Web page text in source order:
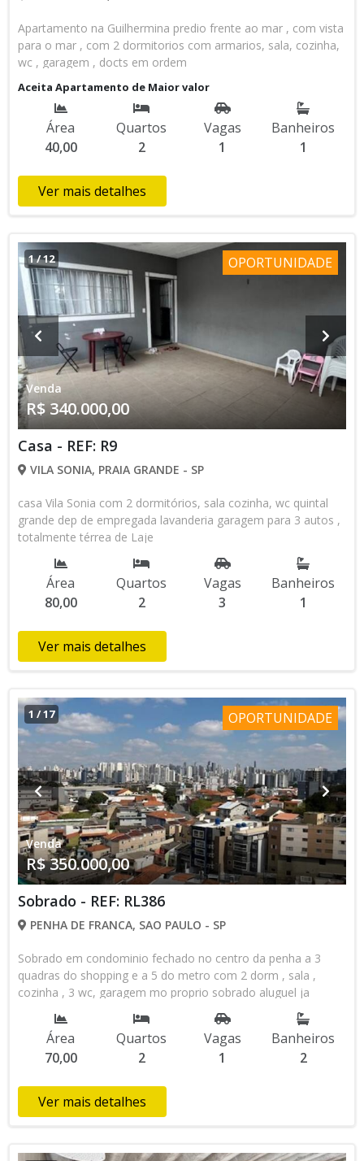
Apartamento na Guilhermina predio frente ao mar , com vista
para o mar , com 2 dormitorios com armarios, sala, cozinha,
wc , garagem , docts em ordem
Aceita Apartamento de Maior valor
Área
40,00
Quartos
2
Vagas
1
Banheiros
1
Ver mais detalhes
1/12 OPORTUNIDADE
Venda
R$ 340.000,00
Casa - REF: R9
VILA SONIA, PRAIA GRANDE - SP
casa Vila Sonia com 2 dormitórios, sala cozinha, wc quintal
grande dep de empregada lavanderia garagem para 3 autos ,
totalmente térrea de Laje
Área
80,00
Quartos
2
Vagas
3
Banheiros
1
Ver mais detalhes
1 /17 OPORTUNIDADE
Venda
R$ 350.000,00
Sobrado - REF: RL386
PENHA DE FRANCA, SAO PAULO - SP
Sobrado em condominio fechado no centro da penha a 3
quadras do shopping e a 5 do metro com 2 dorm , sala ,
cozinha , 3 wc, garagem mo proprio sobrado aluguel ja
incluso iptu condominio e seguro , nao precisa de fiador nem
deposito
Área
70,00
Quartos
2
Vagas
1
Banheiros
2
Ver mais detalhes